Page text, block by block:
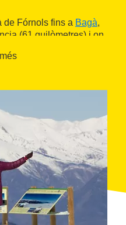
de Fórnols fins a Bagà,
(61 quilòmetres) i on
Josa
Pal
de distància. Passem
vorejant el
Puigllançada
sectors de les estacions
. La segona meitat de
exemples
del municipi
ala Seu d'Urgell